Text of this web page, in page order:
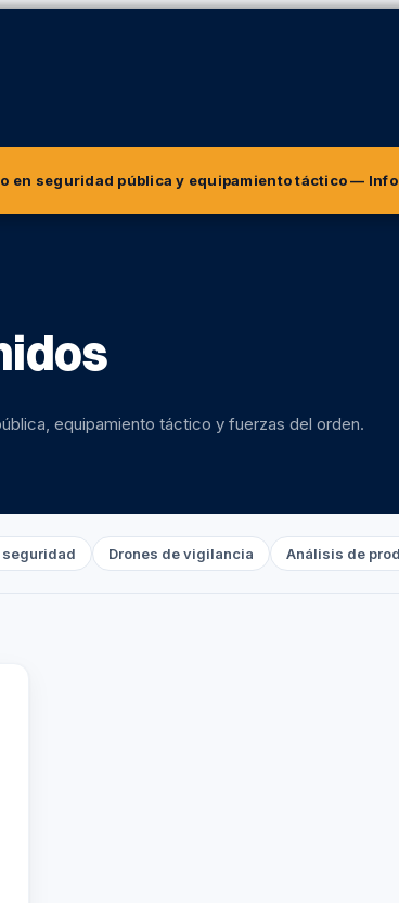
en seguridad pública y equipamiento táctico—
equipamiento táctico y fuerzas del orden.
seguridad Drones de vigilancia Análisis de